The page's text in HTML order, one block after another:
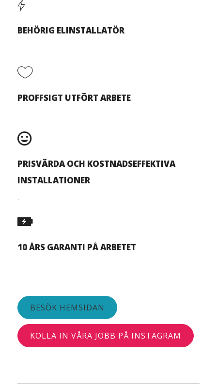
BEHÖRIG ELINSTALLATÖR
PROFFSIGT UTFÖRT ARBETE
PRISVÄRDA OCH KOSTNADSEFFEKTIVA
INSTALLATIONER
.
10 ÅRS GARANTI PÅ ARBETET
BESÖK HEMSIDAN
KOLLA IN VÅRA JOBB PÅ INSTAGRAM